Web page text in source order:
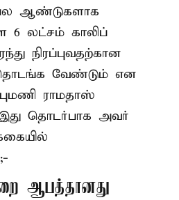
ஆண்டுகளாக
6 லட்சம் காலிப்
நிரப்புவதற்கான
வேண்டும் என
ராமதாஸ்
இது தொடர்பாக அவர்
ஆபத்தானது